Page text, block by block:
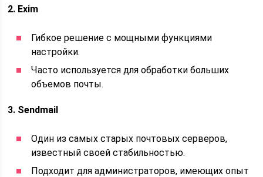
2. Exim
Гибкое решение с мощными функциями
настройки.
Часто используется для обработки больших
объемов почты.
3. Sendmail
Один из самых старых почтовых серверов,
известный своей стабильностью.
Подходит для администраторов, имеющих опыт